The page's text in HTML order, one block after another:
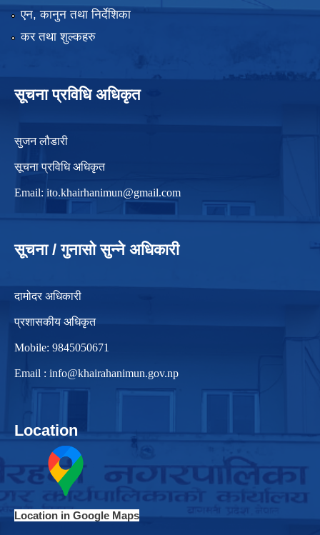
एन, कानुन तथा निर्देशिका
कर तथा शुल्कहरु
सूचना प्रविधि अधिकृत
सुजन लौडारी
सूचना प्रविधि अधिकृत
Email: ito.khairhanimun@gmail.com
सूचना / गुनासो सुन्ने अधिकारी
दामोदर अधिकारी
प्रशासकीय अधिकृत
Mobile: 9845050671
Email : info@khairahanimun.gov.np
Location
Location in Google Maps